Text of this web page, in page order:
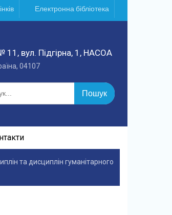
Електронна бібліотека
11, вул. Підгірна, 1, НАСОА
04107
та дисциплін гуманітарного